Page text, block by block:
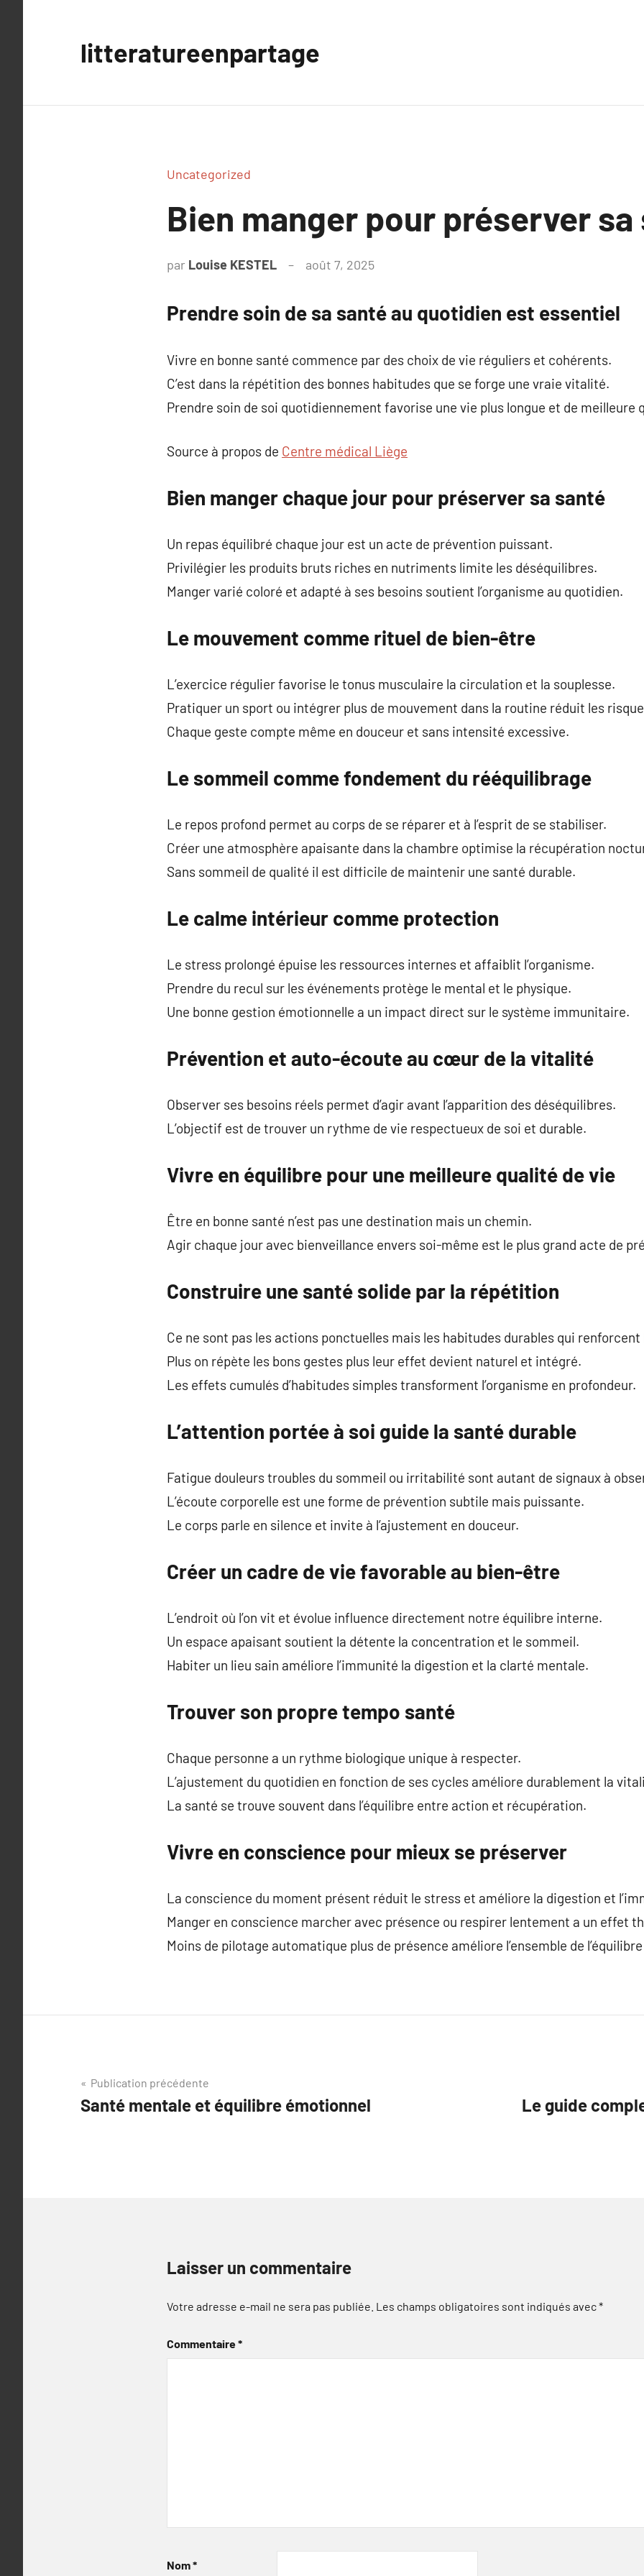
litteratureenpartage
Uncategorized
Bien manger pour préserver sa
par Louise KESTEL août 7, 2025
Prendre soin de sa santé au quotidien est essentiel
Vivre en bonne santé commence par des choix de vie réguliers et cohérents.
C’est dans la répétition des bonnes habitudes que se forge une vraie vitalité.
Prendre soin de soi quotidiennement favorise une vie plus longue et de meilleure
Source à propos de Centre médical Liège
Bien manger chaque jour pour préserver sa santé
Un repas équilibré chaque jour est un acte de prévention puissant.
Privilégier les produits bruts riches en nutriments limite les déséquilibres.
Manger varié coloré et adapté à ses besoins soutient l’organisme au quotidien.
Le mouvement comme rituel de bien-être
L’exercice régulier favorise le tonus musculaire la circulation et la souplesse.
Pratiquer un sport ou intégrer plus de mouvement dans la routine réduit les
Chaque geste compte même en douceur et sans intensité excessive.
Le sommeil comme fondement du rééquilibrage
Le repos profond permet au corps de se réparer et à l’esprit de se stabiliser.
Créer une atmosphère apaisante dans la chambre optimise la récupération
Sans sommeil de qualité il est difficile de maintenir une santé durable.
Le calme intérieur comme protection
Le stress prolongé épuise les ressources internes et affaiblit l’organisme.
Prendre du recul sur les événements protège le mental et le physique.
Une bonne gestion émotionnelle a un impact direct sur le système immunitaire.
Prévention et auto-écoute au cœur de la vitalité
Observer ses besoins réels permet d’agir avant l’apparition des déséquilibres.
L’objectif est de trouver un rythme de vie respectueux de soi et durable.
Vivre en équilibre pour une meilleure qualité de vie
Être en bonne santé n’est pas une destination mais un chemin.
Agir chaque jour avec bienveillance envers soi-même est le plus grand acte de
Construire une santé solide par la répétition
Ce ne sont pas les actions ponctuelles mais les habitudes durables qui renforcent
Plus on répète les bons gestes plus leur effet devient naturel et intégré.
Les effets cumulés d’habitudes simples transforment l’organisme en profondeur.
L’attention portée à soi guide la santé durable
Fatigue douleurs troubles du sommeil ou irritabilité sont autant de signaux à
L’écoute corporelle est une forme de prévention subtile mais puissante.
Le corps parle en silence et invite à l’ajustement en douceur.
Créer un cadre de vie favorable au bien-être
L’endroit où l’on vit et évolue influence directement notre équilibre interne.
Un espace apaisant soutient la détente la concentration et le sommeil.
Habiter un lieu sain améliore l’immunité la digestion et la clarté mentale.
Trouver son propre tempo santé
Chaque personne a un rythme biologique unique à respecter.
L’ajustement du quotidien en fonction de ses cycles améliore durablement la
La santé se trouve souvent dans l’équilibre entre action et récupération.
Vivre en conscience pour mieux se préserver
La conscience du moment présent réduit le stress et améliore la digestion et
Manger en conscience marcher avec présence ou respirer lentement a un effet
Moins de pilotage automatique plus de présence améliore l’ensemble de
Navigation
de
Publication précédente
Santé mentale et équilibre émotionnel
Le guide
Laisser un commentaire
Votre adresse e-mail ne sera pas publiée. Les champs obligatoires sont indiqués avec*
Commentaire*
Nom*